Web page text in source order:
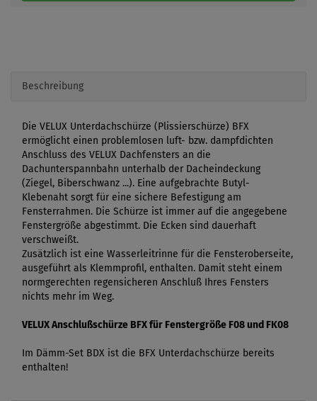
Beschreibung
Die VELUX Unterdachschürze (Plissierschürze) BFX
ermöglicht einen problemlosen luft- bzw. dampfdichten
Anschluss des VELUX Dachfensters an die
Dachunterspannbahn unterhalb der Dacheindeckung
(Ziegel, Biberschwanz ...). Eine aufgebrachte Butyl-
Klebenaht sorgt für eine sichere Befestigung am
Fensterrahmen. Die Schürze ist immer auf die angegebene
Fenstergröße abgestimmt. Die Ecken sind dauerhaft
verschweißt.
Zusätzlich ist eine Wasserleitrinne für die Fensteroberseite,
ausgeführt als Klemmprofil, enthalten. Damit steht einem
normgerechten regensicheren Anschluß Ihres Fensters
nichts mehr im Weg.
VELUX Anschlußschürze BFX für Fenstergröße F08 und FK08
Im Dämm-Set BDX ist die BFX Unterdachschürze bereits
enthalten!